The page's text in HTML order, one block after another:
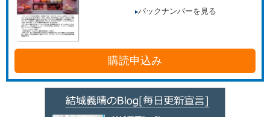
バックナンバーを見る
購読申込み